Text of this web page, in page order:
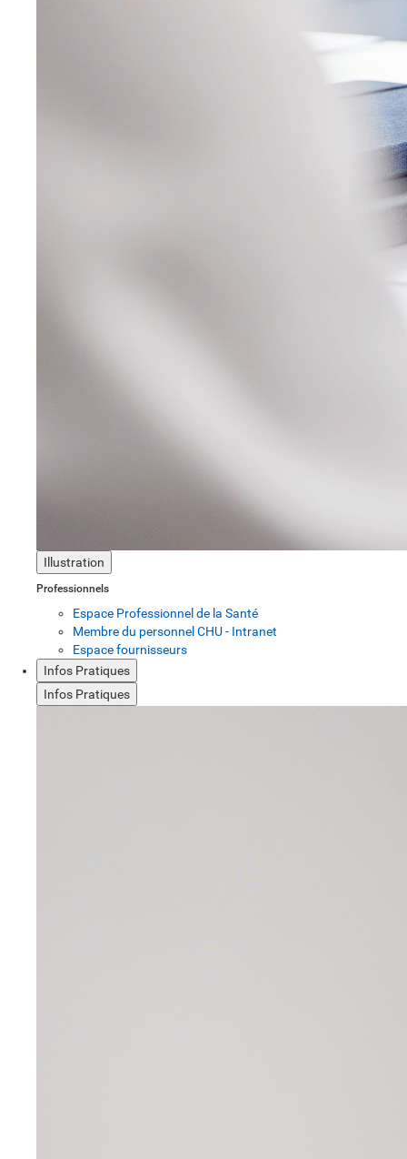
Illustration
Professionnels
Espace Professionnel de la Santé
Membre du personnel CHU - Intranet
Espace fournisseurs
Infos Pratiques
Infos Pratiques